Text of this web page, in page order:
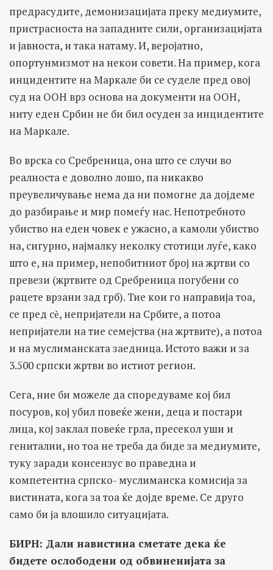
предрасудите, демонизацијата преку медиумите,
пристрасноста на западните сили, организацијата
и јавноста, и така натаму. И, веројатно,
опортунмизмот на некои совети. На пример, кога
инцидентите на Маркале би се суделе пред овој
суд на ООН врз основа на документи на ООН,
ниту еден Србин не би бил осуден за инцидентите
на Маркале.
Во врска со Сребреница, она што се случи во
реалноста е доволно лошо, па никакво
преувеличување нема да ни помогне да дојдеме
до разбирање и мир помеѓу нас. Непотребното
убиство на еден човек е ужасно, а камоли убиство
на, сигурно, најмалку неколку стотици луѓе, како
што е, на пример, непобитниот број на жртви со
превези (жртвите од Сребреница погубени со
рацете врзани зад грб). Тие кои го направија тоа,
се пред сѐ, непријатели на Србите, а потоа
непријатели на тие семејства (на жртвите), а потоа
и на муслиманската заедница. Истото важи и за
3.500 српски жртви во истиот регион.
Сега, ние би можеле да споредуваме кој бил
посуров, кој убил повеќе жени, деца и постари
лица, кој заклал повеќе грла, пресекол уши и
гениталии, но тоа не треба да биде за медиумите,
туку заради консензус во праведна и
компетентна српско- муслиманска комисија за
вистината, кога за тоа ќе дојде време. Се друго
само би ја влошило ситуацијата.
БИРН: Дали навистина сметате дека ќе
бидете ослободени од обвиненијата за